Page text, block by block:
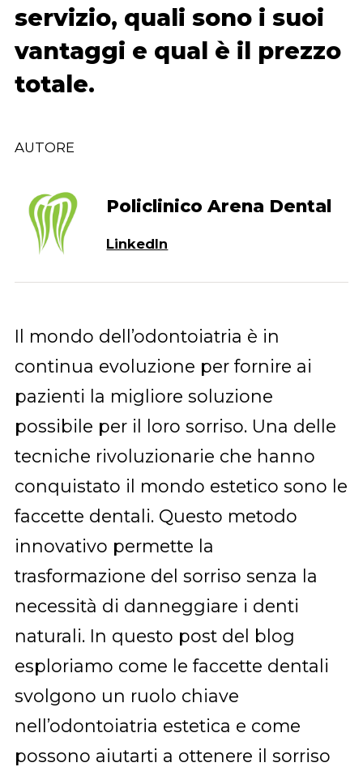
servizio, quali sono i suoi
vantaggi e qual è il prezzo
totale.
AUTORE
Policlinico Arena Dental
LinkedIn
Il mondo dell’odontoiatria è in
continua evoluzione per fornire ai
pazienti la migliore soluzione
possibile per il loro sorriso. Una delle
tecniche rivoluzionarie che hanno
conquistato il mondo estetico sono le
faccette dentali. Questo metodo
innovativo permette la
trasformazione del sorriso senza la
necessità di danneggiare i denti
naturali. In questo post del blog
esploriamo come le faccette dentali
svolgono un ruolo chiave
nell’odontoiatria estetica e come
possono aiutarti a ottenere il sorriso